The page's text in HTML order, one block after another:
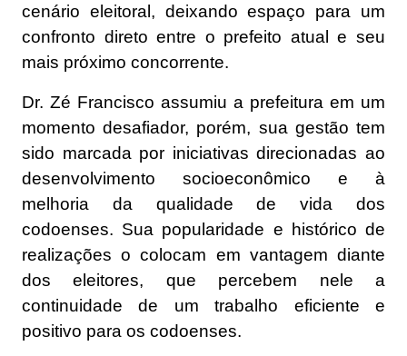
cenário eleitoral, deixando espaço para um
confronto direto entre o prefeito atual e seu
mais próximo concorrente.
Dr. Zé Francisco assumiu a prefeitura em um
momento desafiador, porém, sua gestão tem
sido marcada por iniciativas direcionadas ao
desenvolvimento socioeconômico e à
melhoria da qualidade de vida dos
codoenses. Sua popularidade e histórico de
realizações o colocam em vantagem diante
dos eleitores, que percebem nele a
continuidade de um trabalho eficiente e
positivo para os codoenses.